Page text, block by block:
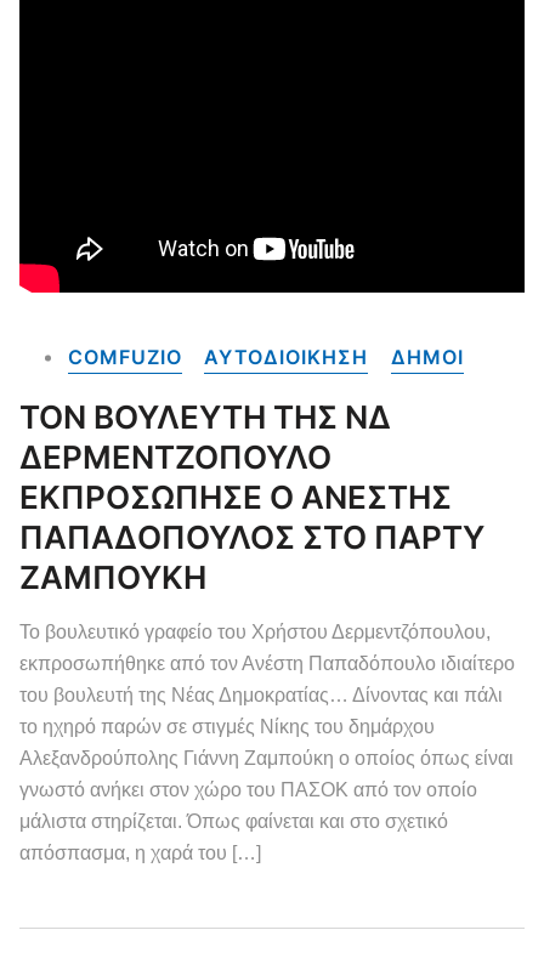
COMFUZIO ΑΥΤΟΔΙΟΙΚΗΣΗ ΔΗΜΟΙ
ΤΟΝ ΒΟΥΛΕΥΤΗ ΤΗΣ ΝΔ
ΔΕΡΜΕΝΤΖΟΠΟΥΛΟ
ΕΚΠΡΟΣΩΠΗΣΕ Ο ΑΝΕΣΤΗΣ
ΠΑΠΑΔΟΠΟΥΛΟΣ ΣΤΟ ΠΑΡΤΥ
ΖΑΜΠΟΥΚΗ
Το βουλευτικό γραφείο του Χρήστου Δερμεντζόπουλου,
εκπροσωπήθηκε από τον Ανέστη Παπαδόπουλο ιδιαίτερο
του βουλευτή της Νέας Δημοκρατίας… Δίνοντας και πάλι
το ηχηρό παρών σε στιγμές Νίκης του δημάρχου
Αλεξανδρούπολης Γιάννη Ζαμπούκη ο οποίος όπως είναι
γνωστό ανήκει στον χώρο του ΠΑΣΟΚ από τον οποίο
μάλιστα στηρίζεται. Όπως φαίνεται και στο σχετικό
απόσπασμα, η χαρά του […]